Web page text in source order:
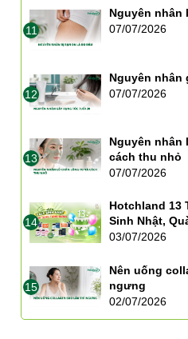
11
Nguyên nhân
07/07/2026
12
Nguyên nhân
07/07/2026
13
Nguyên nhân
cách thu nhỏ
07/07/2026
14
Hotchland 13
Sinh Nhật,
03/07/2026
15
Nên uống
ngưng
02/07/2026